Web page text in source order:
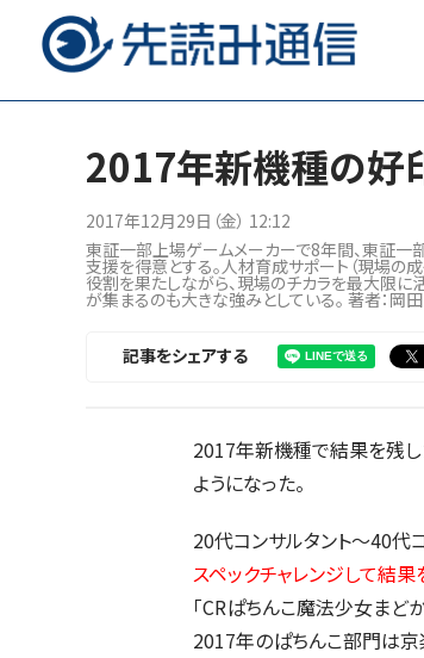
2017年新機種の好
2017年12月29日（金） 12:12
東証一部上場ゲームメーカーで8年間、東証一
支援を得意とする。人材育成サポート（現場の
役割を果たしながら、現場のチカラを最大限
が集まるのも大きな強みとしている。 著者：岡
記事をシェアする
2017年新機種で結果を残し
ようになった。
20代コンサルタント～40代
スペックチャレンジして結
「CRぱちんこ魔法少女まど
2017年のぱちんこ部門は